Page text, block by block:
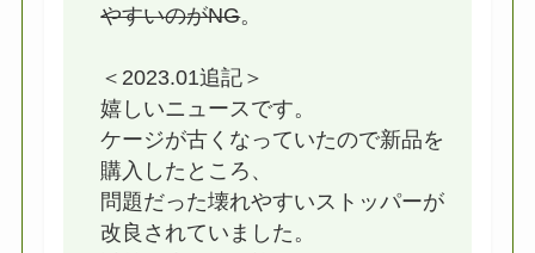
やすいのがNG。
＜2023.01追記＞
嬉しいニュースです。
ケージが古くなっていたので新品を
購入したところ、
問題だった壊れやすいストッパーが
改良されていました。